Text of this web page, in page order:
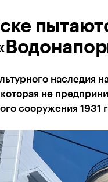
наследия
не
сооружения 1931